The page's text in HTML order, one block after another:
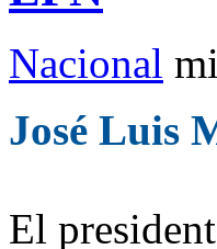
Nacional
José Luis
El